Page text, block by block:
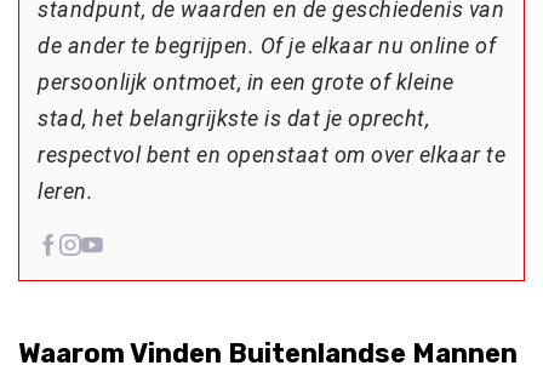
standpunt, de waarden en de geschiedenis van
de ander te begrijpen. Of je elkaar nu online of
persoonlijk ontmoet, in een grote of kleine
stad, het belangrijkste is dat je oprecht,
respectvol bent en openstaat om over elkaar te
leren.
Waarom Vinden Buitenlandse Mannen